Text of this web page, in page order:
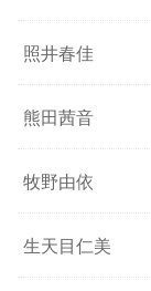
照井春佳
熊田茜音
牧野由依
生天目仁美